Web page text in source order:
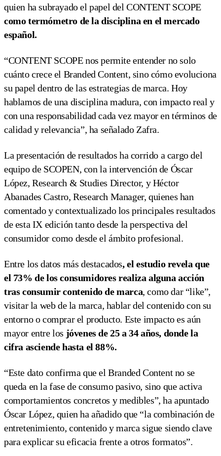
quien ha subrayado el papel del CONTENT SCOPE
como termómetro de la disciplina en el mercado
español.
“CONTENT SCOPE nos permite entender no solo
cuánto crece el Branded Content, sino cómo evoluciona
su papel dentro de las estrategias de marca. Hoy
hablamos de una disciplina madura, con impacto real y
con una responsabilidad cada vez mayor en términos de
calidad y relevancia”, ha señalado Zafra.
La presentación de resultados ha corrido a cargo del
equipo de SCOPEN, con la intervención de Óscar
López, Research & Studies Director, y Héctor
Abanades Castro, Research Manager, quienes han
comentado y contextualizado los principales resultados
de esta IX edición tanto desde la perspectiva del
consumidor como desde el ámbito profesional.
Entre los datos más destacados, el estudio revela que
el 73% de los consumidores realiza alguna acción
tras consumir contenido de marca, como dar “like”,
visitar la web de la marca, hablar del contenido con su
entorno o comprar el producto. Este impacto es aún
mayor entre los jóvenes de 25 a 34 años, donde la
cifra asciende hasta el 88%.
“Este dato confirma que el Branded Content no se
queda en la fase de consumo pasivo, sino que activa
comportamientos concretos y medibles”, ha apuntado
Óscar López, quien ha añadido que “la combinación de
entretenimiento, contenido y marca sigue siendo clave
para explicar su eficacia frente a otros formatos”.